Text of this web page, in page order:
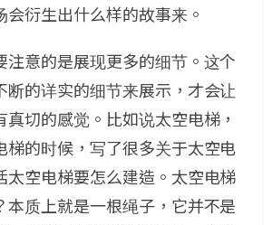
会衍生出什么样的故事来。
注意的是展现更多的细节。这个
断的详实的细节来展示，才会让
真切的感觉。比如说太空电梯，
梯的时候，写了很多关于太空电
太空电梯要怎么建造。太空电梯
本质上就是一根绳子，它并不是